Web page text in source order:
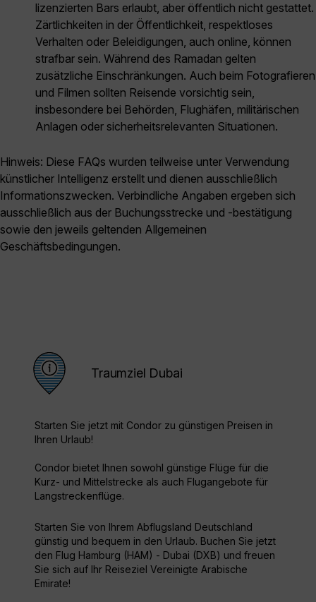
lizenzierten Bars erlaubt, aber öffentlich nicht gestattet.
Zärtlichkeiten in der Öffentlichkeit, respektloses
Verhalten oder Beleidigungen, auch online, können
strafbar sein. Während des Ramadan gelten
zusätzliche Einschränkungen. Auch beim Fotografieren
und Filmen sollten Reisende vorsichtig sein,
insbesondere bei Behörden, Flughäfen, militärischen
Anlagen oder sicherheitsrelevanten Situationen.
Hinweis: Diese FAQs wurden teilweise unter Verwendung
künstlicher Intelligenz erstellt und dienen ausschließlich
Informationszwecken. Verbindliche Angaben ergeben sich
ausschließlich aus der Buchungsstrecke und -bestätigung
sowie den jeweils geltenden Allgemeinen
Geschäftsbedingungen.
Traumziel Dubai
Starten Sie jetzt mit Condor zu günstigen Preisen in
Ihren Urlaub!
Condor bietet Ihnen sowohl günstige Flüge für die
Kurz- und Mittelstrecke als auch Flugangebote für
Langstreckenflüge.
Starten Sie von Ihrem Abflugsland Deutschland
günstig und bequem in den Urlaub. Buchen Sie jetzt
den Flug Hamburg (HAM) - Dubai (DXB) und freuen
Sie sich auf Ihr Reiseziel Vereinigte Arabische
Emirate!